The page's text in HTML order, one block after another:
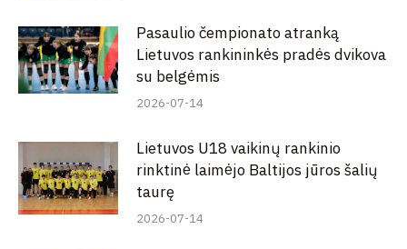
Pasaulio čempionato atranką
Lietuvos rankininkės pradės dvikova
su belgėmis
2026-07-14
Lietuvos U18 vaikinų rankinio
rinktinė laimėjo Baltijos jūros šalių
taurę
2026-07-14